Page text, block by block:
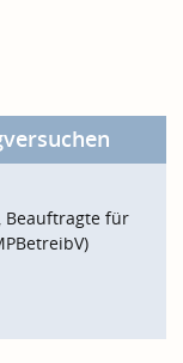
Beauftragte für